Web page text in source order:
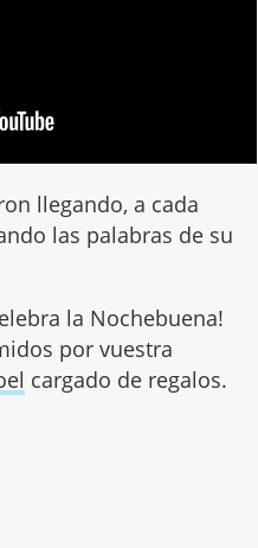
llegando, a cada
las palabras de su
la Nochebuena!
por vuestra
cargado de regalos.